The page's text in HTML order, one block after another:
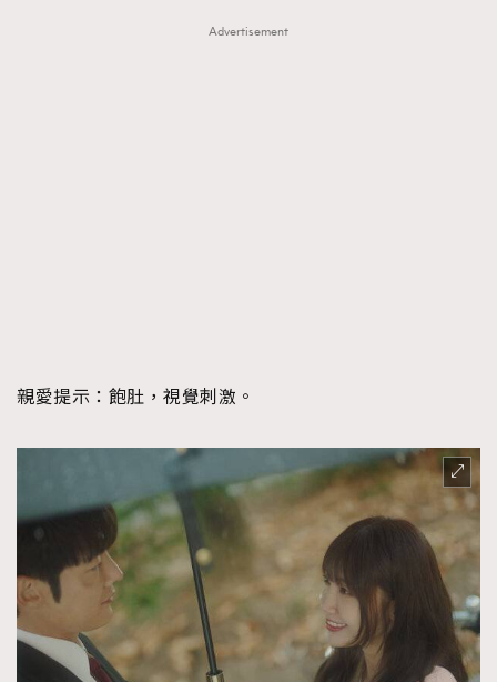
Advertisement
親愛提示： 飽肚，視覺刺激。